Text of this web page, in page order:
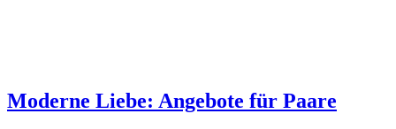
Moderne Liebe: Angebote für Paare